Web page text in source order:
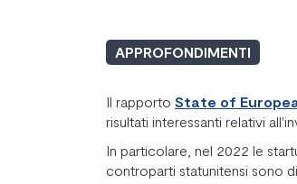
APPROFONDIMENTI
Il rapporto State of
risultati interessanti relativi
In particolare, nel 2022 le
controparti statunitensi sono